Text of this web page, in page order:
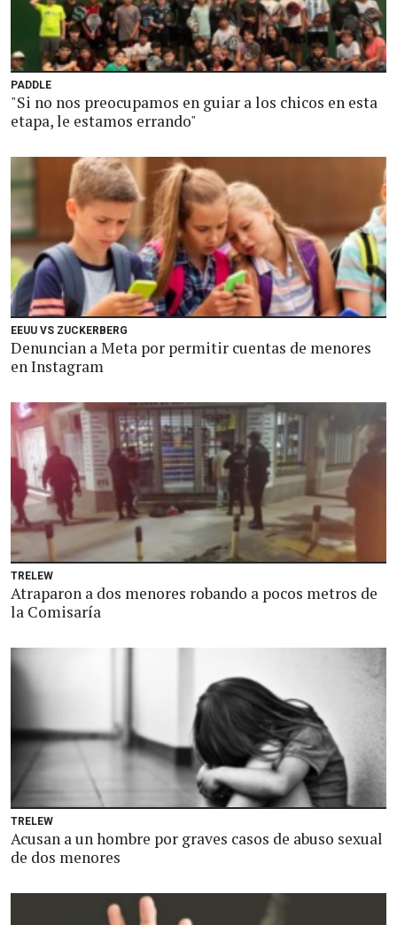
PADDLE
"Si no nos preocupamos en guiar a los chicos en esta
etapa, le estamos errando"
EEUU VS ZUCKERBERG
Denuncian a Meta por permitir cuentas de menores
en Instagram
TRELEW
Atraparon a dos menores robando a pocos metros de
la Comisaría
TRELEW
Acusan a un hombre por graves casos de abuso sexual
de dos menores